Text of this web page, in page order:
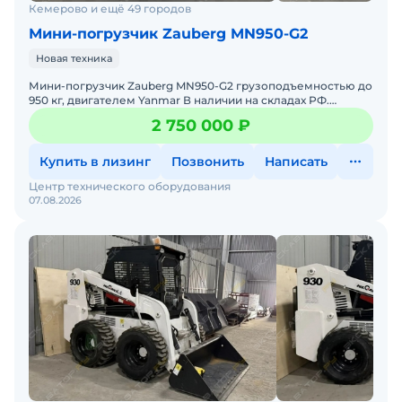
и бюджет.
Звоните прямо сейчас и получите консультацию
специалиста! Не упустите возможность купить
гусеничный Wecan WT1200 с гарантией.
Кемерово и ещё 49 городов
Мини-погрузчик Zauberg MN950-G2
Новая техника
Мини-погрузчик Zauberg MN950-G2 грузоподъемностью до
950 кг, двигателем Yanmar В наличии на складах РФ.
Действующее ЭПСМ, все налоги и сборы уплачены. Докум
2 750 000 ₽
Купить в лизинг Позвонить Написать
07.08.2026
Центр технического оборудования